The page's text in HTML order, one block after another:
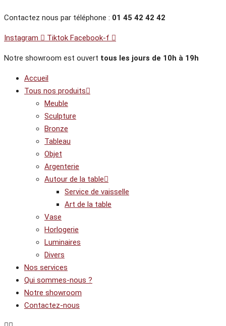
au
contenu
Contactez nous par téléphone : 01 45 42 42 42
Instagram Tiktok Facebook-f
Notre showroom est ouvert tous les jours de 10h à 19h
Accueil
Tous nos produits
Meuble
Sculpture
Bronze
Tableau
Objet
Argenterie
Autour de la table
Service de vaisselle
Art de la table
Vase
Horlogerie
Luminaires
Divers
Nos services
Qui sommes-nous ?
Notre showroom
Contactez-nous